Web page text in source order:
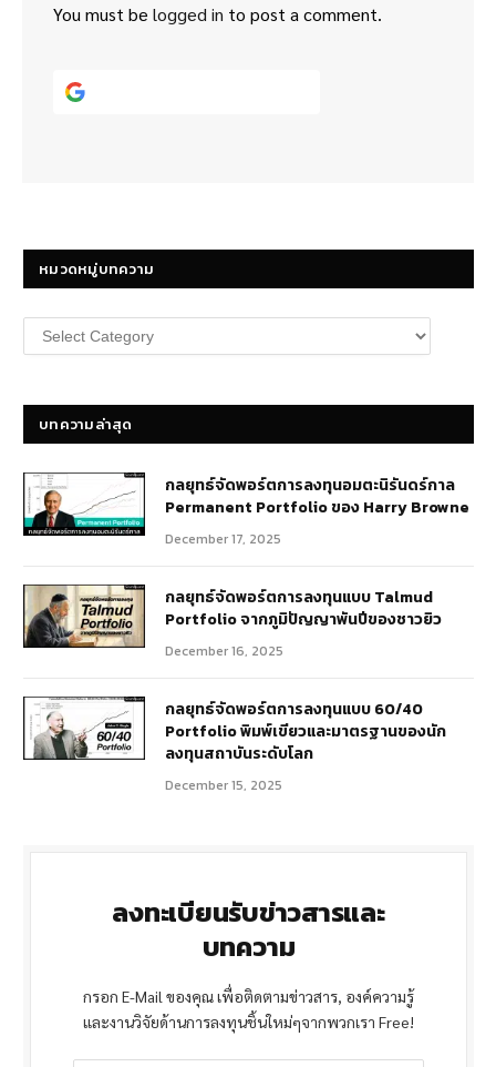
You must be logged in to post a comment.
หมวดหมู่บทความ
หมวด
หมู่
บทความล่าสุด
กลยุทธ์​จัดพอร์ตการลงทุนอมตะนิรันดร์กาล
Permanent Portfolio ของ Harry Browne
December 17, 2025
กลยุทธ์จัดพอร์ตการลงทุนแบบ Talmud
Portfolio จากภูมิปัญญาพันปีของชาวยิว
December 16, 2025
กลยุทธ์จัดพอร์ตการลงทุนแบบ 60/40
Portfolio พิมพ์เขียวและมาตรฐานของนัก
ลงทุนสถาบันระดับโลก
December 15, 2025
ลงทะเบียนรับข่าวสารและ
บทความ
กรอก E-Mail ของคุณ เพื่อติดตามข่าวสาร, องค์ความรู้
และงานวิจัยด้านการลงทุนชิ้นใหม่ๆจากพวกเรา Free!